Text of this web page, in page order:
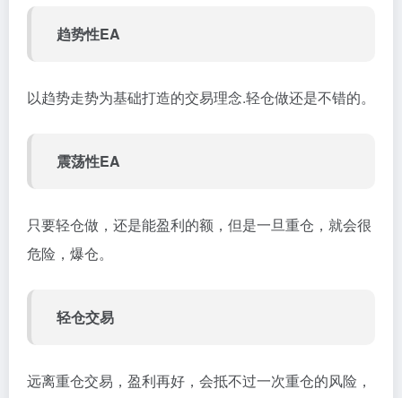
趋势性EA
以趋势走势为基础打造的交易理念.轻仓做还是不错的。
震荡性EA
只要轻仓做，还是能盈利的额，但是一旦重仓，就会很
危险，爆仓。
轻仓交易
远离重仓交易，盈利再好，会抵不过一次重仓的风险，